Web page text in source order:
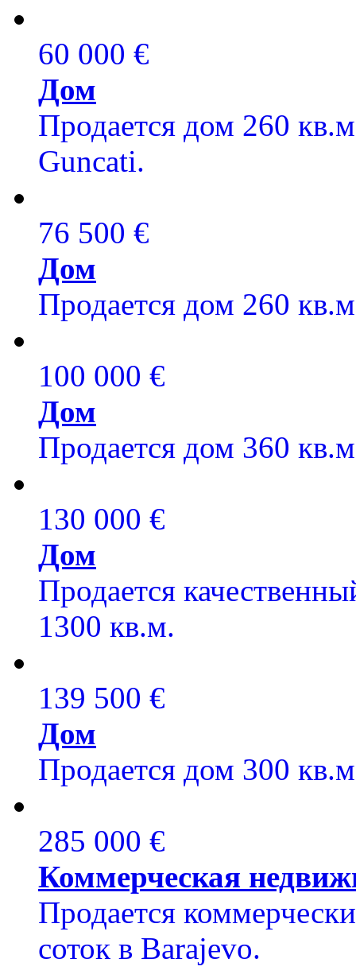
60 000 €
Дом
Продается дом 260
Guncati.
76 500 €
Дом
Продается дом 260
100 000 €
Дом
Продается дом 360
130 000 €
Дом
Продается
1300 кв.м.
139 500 €
Дом
Продается дом 300
285 000 €
Коммерческая
Продается
соток в Barajevo.